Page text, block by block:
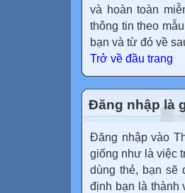
và hoàn toàn
thông tin theo
bạn và từ đó về
Trở về đầu trang
Đăng nhập là
Đăng nhập vào
giống như là việc
dùng thẻ, bạn sẽ
định bạn là thành